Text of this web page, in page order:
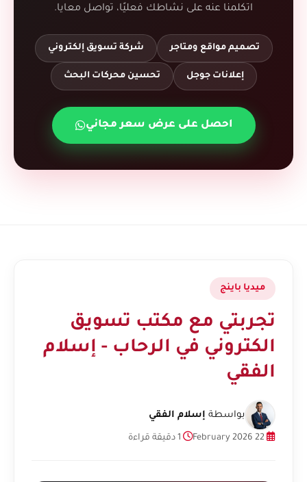
اتكلمنا عنه على نشاطك فعليًا، تواصل معايا.
تصميم مواقع ومتاجر شركة تسويق إلكتروني
إعلانات جوجل تحسين محركات البحث
احصل على عرض سعر مجاني
ميديا باينج
تجربتي مع مكتب تسويق
الكتروني في الرحاب - إسلام
الفقي
بواسطة إسلام الفقي